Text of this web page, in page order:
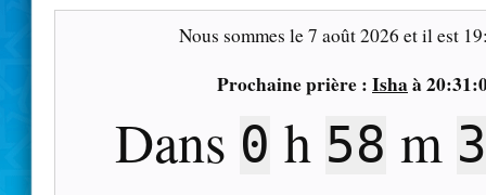
Nous sommes le7 août 2026 et il est
Prochaine prière : Isha à
Dans 0 h 58 m